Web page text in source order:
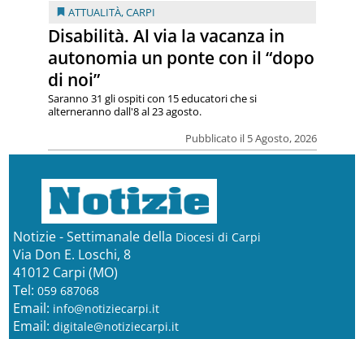
ATTUALITÀ,CARPI
Disabilità. Al via la vacanza in
autonomia un ponte con il “dopo
di noi”
Pubblicato il 5 Agosto, 2026
Saranno 31 gli ospiti con 15 educatori che si
alterneranno dall'8 al 23 agosto.
Notizie - Settimanale della Diocesi di Carpi
Via Don E. Loschi, 8
41012 Carpi (MO)
Tel: 059 687068
Email: info@notiziecarpi.it
Email: digitale@notiziecarpi.it